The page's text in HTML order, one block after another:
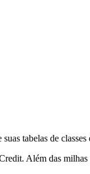
tabelas de classes
Além das